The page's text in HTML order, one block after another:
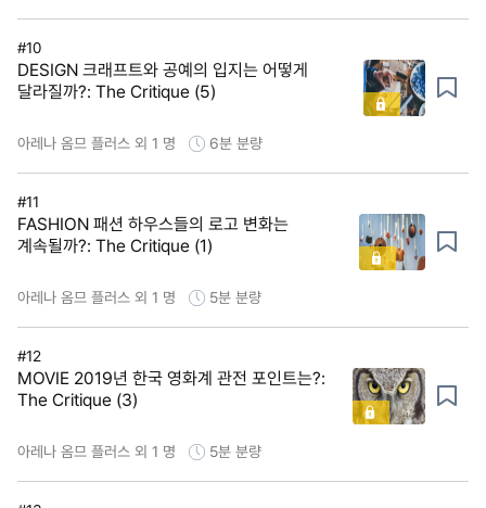
#10
DESIGN 크래프트와 공예의 입지는 어떻게
달라질까?: The Critique (5)
아레나 옴므 플러스 외 1 명 6분 분량
#11
FASHION 패션 하우스들의 로고 변화는
계속될까?: The Critique (1)
아레나 옴므 플러스 외 1 명 5분 분량
#12
MOVIE 2019년 한국 영화계 관전 포인트는?:
The Critique (3)
아레나 옴므 플러스 외 1 명 5분 분량